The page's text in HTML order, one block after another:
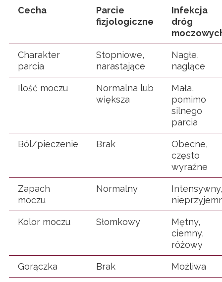
Cecha
Parcie
fizjologiczne
Infekcja
dróg
Charakter
parcia
Stopniowe,
narastające
Nagłe,
naglące
Ilość moczu
Normalna lub
większa
Mała,
pomimo
silnego
parcia
Ból/pieczenie Brak
Obecne,
często
wyraźne
Zapach
moczu
Normalny
Intensywny,
Kolor moczu Słomkowy
Mętny,
ciemny,
różowy
Gorączka Brak Możliwa